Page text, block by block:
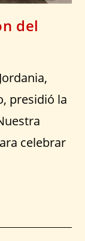
del
presidió la
celebrar